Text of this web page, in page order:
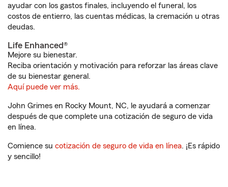
ayudar con los gastos finales, incluyendo el funeral, los
costos de entierro, las cuentas médicas, la cremación u otras
deudas.
Life Enhanced®
Mejore su bienestar.
Reciba orientación y motivación para reforzar las áreas clave
de su bienestar general.
Aquí puede ver más.
John Grimes en Rocky Mount, NC, le ayudará a comenzar
después de que complete una cotización de seguro de vida
en línea.
Comience su cotización de seguro de vida en línea. ¡Es rápido
y sencillo!